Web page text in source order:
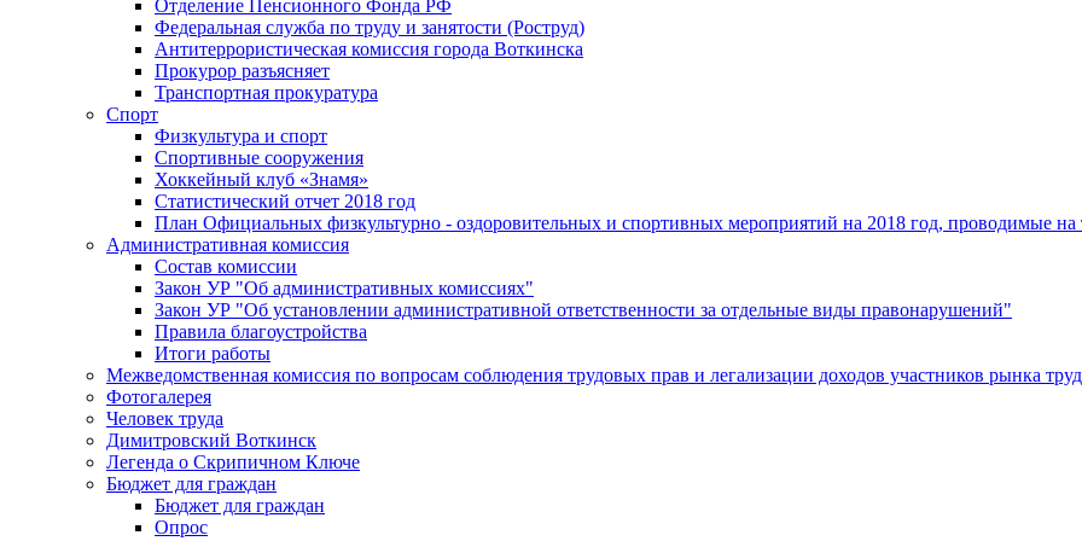
Отделение Пенсионного Фонда РФ
Федеральная служба по труду и занятости (Роструд)
Антитеррористическая комиссия города Воткинска
Прокурор разъясняет
Транспортная прокуратура
Спорт
Физкультура и спорт
Спортивные сооружения
Хоккейный клуб «Знамя»
Статистический отчет 2018 год
План Официальных физкультурно - оздоровительных и спортивных мероприятий на 2018 год, проводимые
Административная комиссия
Состав комиссии
Закон УР "Об административных комиссиях"
Закон УР "Об установлении административной ответственности за отдельные виды правонарушений"
Правила благоустройства
Итоги работы
Межведомственная комиссия по вопросам соблюдения трудовых прав и легализации доходов участников рынка
Фотогалерея
Человек труда
Димитровский Воткинск
Легенда о Скрипичном Ключе
Бюджет для граждан
Бюджет для граждан
Опрос